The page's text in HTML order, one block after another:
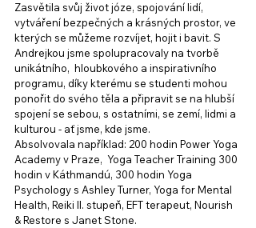
Zasvětila svůj život józe, spojování lidí,
vytváření bezpečných a krásných prostor, ve
kterých se můžeme rozvíjet, hojit i bavit. S
Andrejkou jsme spolupracovaly na tvorbě
unikátního,  hloubkového a inspirativního
programu, díky kterému se studenti mohou
ponořit do svého těla a připravit se na hlubší
spojení se sebou, s ostatními, se zemí, lidmi a
kulturou - ať jsme, kde jsme.
Absolvovala například: 200 hodin Power Yoga
Academy v Praze,  Yoga Teacher Training 300
hodin v Káthmandú, 300 hodin Yoga
Psychology s Ashley Turner, Yoga for Mental
Health, Reiki II. stupeň, EFT terapeut, Nourish
& Restore s Janet Stone.